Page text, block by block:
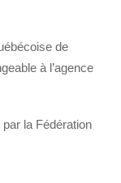
de
à l’agence
la Fédération